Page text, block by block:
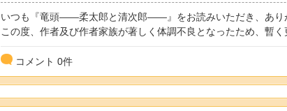
いつも『竜頭――柔太郎と清次郎――』をお読みいただき、あり
この度、作者及び作者家族が著しく体調不良となったため、暫く
コメント 0件